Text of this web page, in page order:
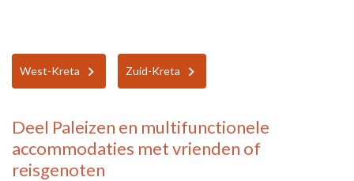
West-Kreta Zuid-Kreta
Deel Paleizen en multifunctionele
accommodaties met vrienden of
reisgenoten